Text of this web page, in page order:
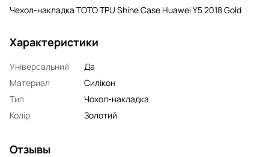
Чехол-накладка TOTO TPU Shine Case Huawei Y5 2018 Gold
Характеристики
Універсальний
Да
Материал
Силікон
Тип
Чохол-накладка
Колір
Золотий
Отзывы